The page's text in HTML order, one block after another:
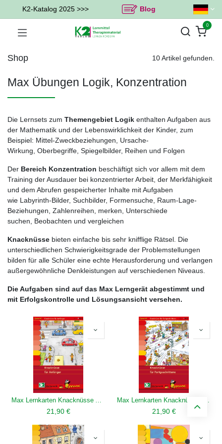
K2-Katalog 2025 >>> Blog
0
Shop 10 Artikel gefunden.
Max Übungen Logik, Konzentration
Die Lernsets zum Themengebiet Logik enthalten Aufgaben aus
der Mathematik und der Lebenswirklichkeit der Kinder, zum
Beispiel: Mittel-Zweckbeziehungen, Ursache-
Wirkung, Oberbegriffe, Spiegelbilder, Reihen und Folgen
Der Bereich Konzentration beschäftigt sich vor allem mit dem
Training der Ausdauer bei konzentrierter Arbeit, der Merkfähigkeit
und dem Abrufen gespeicherter Inhalte mit Aufgaben
wie Labyrinth-Bilder, Suchbilder, Formensuche, Raum-Lage-
Beziehungen, Zahlenreihen, merken, Unterschiede
suchen, Beobachten und vergleichen
Knacknüsse bieten einfache bis sehr knifflige Rätsel. Die
unterschiedlichen Schwierigkeitsgrade der Problemstellungen
bilden für alle Schüler eine echte Herausforderung und verlangen
außergewöhnliche Denkleistungen auf verschiedenen Niveaus.
Die Aufgaben sind auf das Max Lerngerät abgestimmt und
mit Erfolgskontrolle und Lösungsansicht versehen.
Max Lernkarten Knacknüsse Anfänger
21,90€
Max Lernkarten Knacknüsse für Fortgeschrittene
21,90€